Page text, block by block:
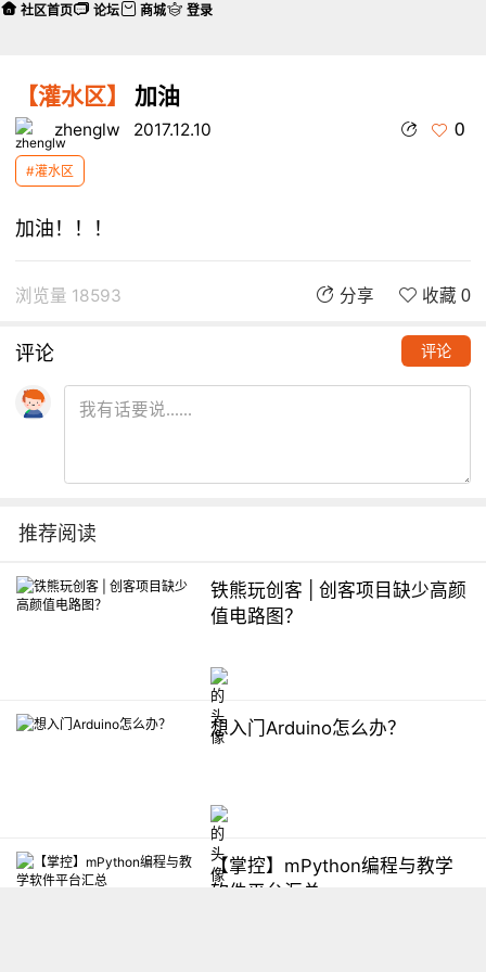
【灌水区】 加油
zhenglw 2017.12.10 0
#灌水区
加油！！！
浏览量 18593 分享 收藏 0
评论 评论
推荐阅读
铁熊玩创客 | 创客项目缺少高颜
值电路图？
想入门Arduino怎么办？
【掌控】mPython编程与教学
软件平台汇总
社区首页 论坛 商城 登录